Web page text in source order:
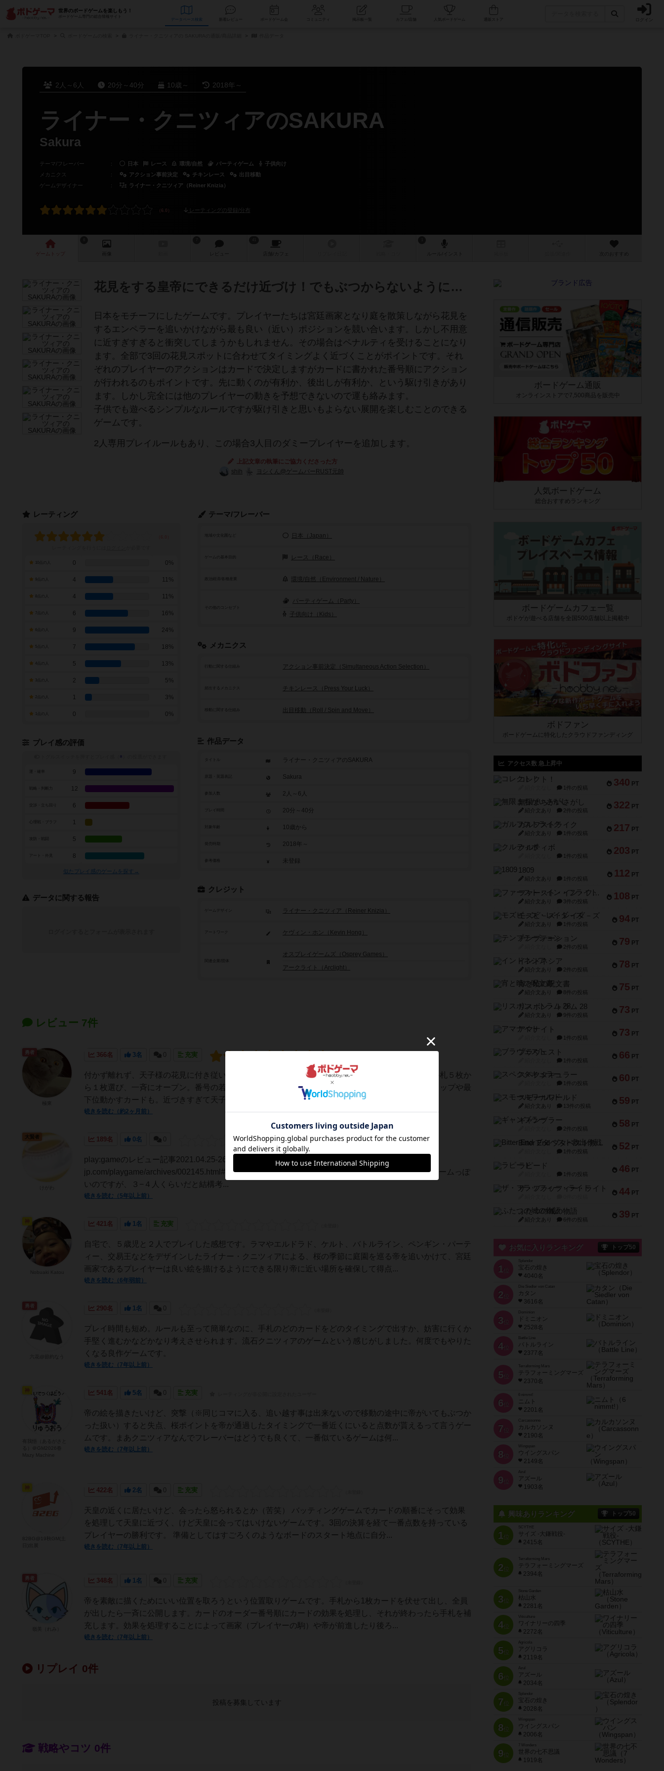
世界のボードゲームを楽しもう！
ボードゲーム専門の総合情報サイト
データベース コミュニティ 人気ボードゲーム ログイン
2人～6人 20分～40分 10歳～ 2018年～
ライナー・クニツィアのSAKURA
Sakura
テーマ/フレーバー ： 日本 レース 環境/自然 パーティゲーム
子供向け
メカニクス
： アクション事前決定 チキンレース
出目移動
ゲームデザイナー
： ライナー・クニツィア（Reiner Knizia）
レーティングの登録/分布
ゲーム 画像 レビュー 店舗/ カフェ 次のおすすめ
花見をする皇帝にできるだけ近づけ！でもぶつからないように…
日本をモチーフにしたゲームです。プレイヤーたちは宮廷画家となり庭を散策しながら花見を
するエンペラーを追いかけながら最も良い（近い）ポジションを競い合います。しかし不用意
に近すぎすぎると衝突してしまうかもしれません。その場合はペナルティを受けることになり
ます。全部で3回の花見スポットに合わせてタイミングよく近づくことがポイントです。それ
ぞれのプレイヤーのアクションはカードで決定しますがカードに書かれた番号順にアクション
が行われるのもポイントです。先に動くのが有利か、後出しが有利か、という駆け引きがあり
ます。しかし完全には他のプレイヤーの動きを予想できないので運も絡みます。
子供でも遊べるシンプルなルールですが駆け引きと思いもよらない展開を楽しむことのできる
ゲームです。
2人専用プレイルールもあり、この場合3人目のダミープレイヤーを追加します。
上記文章の執筆にご協力くださった方
shih
ヨシくん@ゲームバーRUST元帥
テーマ/フレーバー
地域や文化圏など 日本（Japan）
ゲームの基本目的 レース（Race）
政治経済/各種産業 環境/自然（Environment / Nature）
その他のコンセプト
パーティゲーム（Party）
子供向け（Kids）
メカニクス
行動に関する仕組み アクション事前決定（Simultaneous Action Selection）
頻出するメカニクス チキンレース（Press Your Luck）
移動に関する仕組み 出目移動（Roll / Spin and Move）
作品データ
タイトル ライナー・クニツィアのSAKURA
Sakura
参加人数 2人～6人
20分～40分
10歳から
2018年～
参考価格 未登録
クレジット
ゲームデザイン ライナー・クニツィア（Reiner Knizia）
アートワーク ケヴィン・ホン（Kevin Hong）
オスプレイゲームズ（Osprey Games）
アークライト（Arclight）
レーティング
0 0%
4 11%
4 11%
7点の人 6 16%
9 24%
7 18%
5 13%
2 5%
1 3%
0 0%
プレイ感の評価
※
9
戦略・判断力 12
6
1
5
アート・外見 8
似たプレイ感のゲームを探す→
データに関する報告
レビュー 7件
366名 3名 0 充実
付かず離れず、天子様の花見に付き従い、お近くで絵を描けるか？クニツィアの傑作簡単なルール手札５枚か
ら１枚選び、一斉にオープン。番号の若い順番から処理。自身を動かしたり、天子様が動いたり。トップや最
下位動かすカードも。近づきすぎて天子様にぶつかると不敬罪でペナルティ！3回ある...
続きを読む（約2ヶ月前）
勇者
189名 0名 0
play:gameのレビュー記事2021.04.25-26https://www.gamers-
jp.com/playgame/archives/002145.html#sakura（記事より一部抜粋）同時出しなので、パーティーゲームっぽ
いのですが、３−４人くらいだと結構考...
続きを読む（5年以上前）
大賢者
421名 1名 充実
自宅で、５歳児と２人でプレイした感想です。ラマやエルドラド、ケルト、バトルライン、ペンギン・パーテ
ィー、交易王などをデザインしたライナー・クニツィアによる、桜の季節に庭園を巡る帝を追いかけて、宮廷
画家であるプレイヤーは良い絵を描けるようにできる限り帝に近い場所を確保して得点...
続きを読む（6年弱前）
290名 1名 0
プレイ時間も短め。ルールも至って簡単なのに、手札のどのカードをどのタイミングで出すか、妨害に行くか
手堅く進むかなどかなり考えさせられます。流石クニツィアのゲームという感じがしました。何度でもやりた
くなる良作ゲームです。
続きを読む（7年以上前）
勇者
541名 5名 0 充実
帝の絵を描きたいけど、突撃（※同じコマに入る、追い越す事は出来ないので移動の途中に帝がいてもぶつか
った扱い）すると失点、桜ポイントを帝が通過したタイミングで一番近くにいると点数が貰えるって言うゲー
ムです。まあクニツィアなんでフレーバーはどうでも良くて、一番似ているゲームは何...
続きを読む（7年以上前）
422名 2名 0 充実
天皇の近くに居たいけど、会ったら怒られるとか（苦笑） バッティングゲームでカードの順番にそって効果
を処理して天皇に近づく、けど天皇に会ってはいけないゲームです。3回の決算を経て一番点数を持っている
プレイヤーの勝利です。 準備としてはすごろくのようなボードのスタート地点に自分...
続きを読む（7年以上前）
348名 1名 0 充実
帝を素敵に描くためにいい位置を取ろうという位置取りゲームです。手札から1枚カードを伏せて出し、全員
が出したら一斉に公開します。カードのオーダー番号順にカードの効果を処理し、それが終わったら手札を補
充します。効果を処理することによって画家（プレイヤーの駒）や帝が前進したり後ろ...
続きを読む（7年以上前）
勇者
リプレイ 0件
投稿を募集しています
戦略やコツ 0件
ボードゲーム通販
オンラインストアで7,500商品を販売中
人気ボードゲーム
総合おすすめランキング
ボードゲームカフェ一覧
ボドゲが遊べる店舗を全国500店舗以上掲載中
ボドファン
ボードゲームに特化したクラウドファンディング
アクセス数 急上昇中
340 PT
コレクト！
1件の投稿
322 PT
無限まちがいさがし
紹介文あり 2件の投稿
217 PT
ガルフストライク
紹介文あり 1件の投稿
203 PT
クルティボ
1件の投稿
112 PT
1809
紹介文あり 1件の投稿
108 PT
ファースト・イン・フライト
紹介文あり 3件の投稿
94 PT
モズビ－ズ・レイダ－ズ
紹介文あり 1件の投稿
79 PT
テンプテーション
2件の投稿
78 PT
インドネシア
紹介文あり 2件の投稿
75 PT
宵と暁の呪文書
紹介文あり 8件の投稿
73 PT
リスボン・トラム 28
紹介文あり 9件の投稿
73 PT
アマナイト
1件の投稿
66 PT
ブラヴェスト
1件の投稿
60 PT
スペクタキュラー
1件の投稿
59 PT
スモールワールド
紹介文あり 13件の投稿
58 PT
ギャンブラー
2件の投稿
52 PT
Bitter End ブタペスト救出作戦
1件の投稿
46 PT
ラピード
1件の投稿
44 PT
ザ・フラッフィー・ライト
39 PT
ふたつの城の物語
紹介文あり 6件の投稿
お気に入りランキング トップ50
1 位
宝石の煌き
4040名
2 位
Die Siedler von Catan
カタン
3616名
3 位
ドミニオン
2528名
4位
Battle Line
バトルライン
2377名
5 位
Terraforming Mars
テラフォーミングマーズ
2370名
6 位
ニムト
2201名
7 位
Carcassonne
カルカソンヌ
2190名
8 位
Wingspan
ウイングスパン
2149名
9 位
Azul
アズール
1903名
興味ありランキング トップ50
1位
SCYTHE
サイズ -大鎌戦役-
2415名
2位
Terraforming Mars
テラフォーミングマーズ
2394名
3位
Stone Garden
枯山水
2281名
4位
Viticulture
ワイナリーの四季
2272名
5位
Agricola
アグリコラ
2119名
6位
Azul
アズール
2034名
7位
宝石の煌き
2028名
8位
Wingspan
ウイングスパン
2006名
9位
7 Wonders
世界の七不思議
1919名